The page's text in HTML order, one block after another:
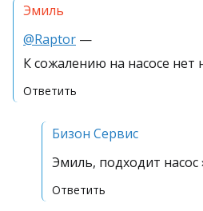
Эмиль
@Raptor —
К сожалению на насосе нет
Ответить
Бизон Сервис
Эмиль, подходит насос
Ответить